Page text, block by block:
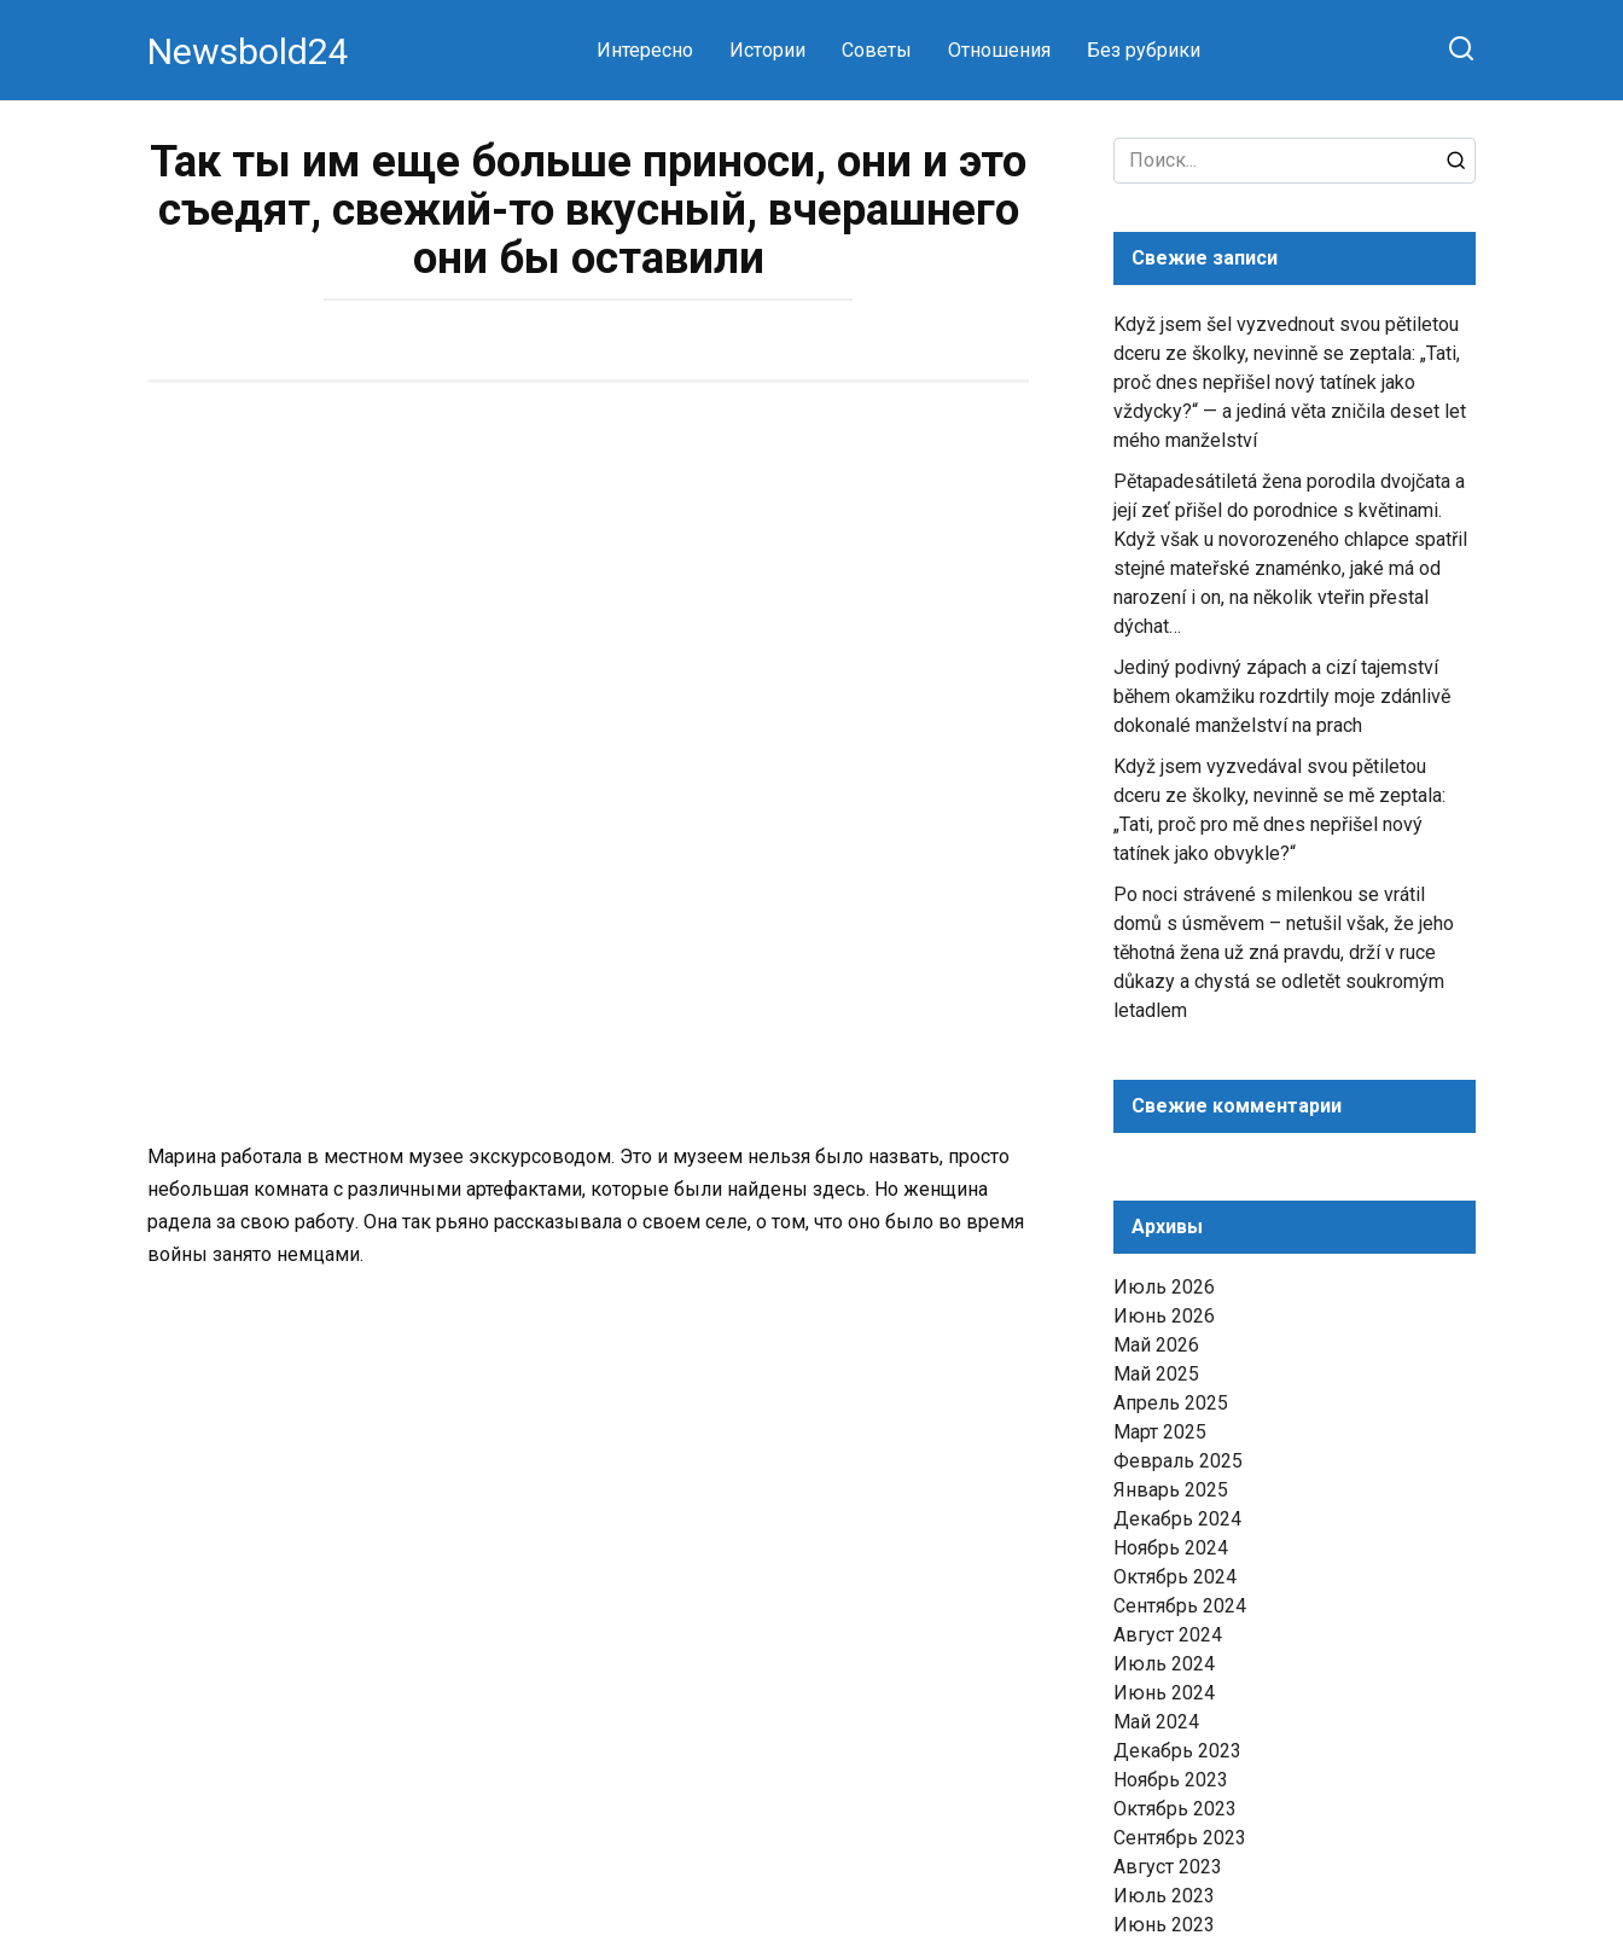
Newsbold24 Интересно Истории Советы Отношения Без рубрики
Так ты им еще больше приноси, они и это
съедят, свежий-то вкусный, вчерашнего
они бы оставили
Марина работала в местном музее экскурсоводом. Это и музеем нельзя было назвать, просто
небольшая комната с различными артефактами, которые были найдены здесь. Но женщина
радела за свою работу. Она так рьяно рассказывала о своем селе, о том, что оно было во время
войны занято немцами.
Search
for:
Свежие записи
Když jsem šel vyzvednout svou pětiletou
dceru ze školky, nevinně se zeptala: „Tati,
proč dnes nepřišel nový tatínek jako
vždycky?“ — a jediná věta zničila deset let
mého manželství
Pětapadesátiletá žena porodila dvojčata a
její zeť přišel do porodnice s květinami.
Když však u novorozeného chlapce spatřil
stejné mateřské znaménko, jaké má od
narození i on, na několik vteřin přestal
dýchat…
Jediný podivný zápach a cizí tajemství
během okamžiku rozdrtily moje zdánlivě
dokonalé manželství na prach
Když jsem vyzvedával svou pětiletou
dceru ze školky, nevinně se mě zeptala:
„Tati, proč pro mě dnes nepřišel nový
tatínek jako obvykle?“
Po noci strávené s milenkou se vrátil
domů s úsměvem – netušil však, že jeho
těhotná žena už zná pravdu, drží v ruce
důkazy a chystá se odletět soukromým
letadlem
Свежие комментарии
Архивы
Июль 2026
Июнь 2026
Май 2026
Май 2025
Апрель 2025
Март 2025
Февраль 2025
Январь 2025
Декабрь 2024
Ноябрь 2024
Октябрь 2024
Сентябрь 2024
Август 2024
Июль 2024
Июнь 2024
Май 2024
Декабрь 2023
Ноябрь 2023
Октябрь 2023
Сентябрь 2023
Август 2023
Июль 2023
Июнь 2023